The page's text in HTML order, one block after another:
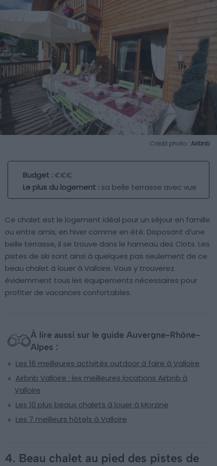
Crédit photo : Airbnb
Budget :€€€
Le plus du logement : sa belle terrasse avec vue
Ce chalet est le logement idéal pour un séjour en famille
ou entre amis, en hiver comme en été. Disposant d’une
belle terrasse, il se trouve dans le hameau des Clots. Les
pistes de ski sont ainsi à quelques pas seulement de ce
beau chalet à louer à Valloire. Vous y trouverez
évidemment tous les équipements nécessaires pour
profiter de vacances confortables.
À lire aussi sur le guide Auvergne-Rhône-
Alpes :
Les 16 meilleures activités outdoor à faire à Valloire
Airbnb Valloire : les meilleures locations Airbnb à
Valloire
Les 10 plus beaux chalets à louer à Morzine
Les 7 meilleurs hôtels à Valloire
4. Beau chalet au pied des pistes de